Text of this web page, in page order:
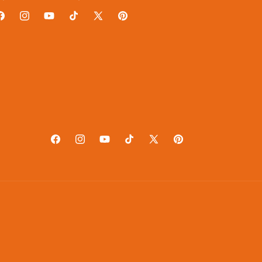
InstagramYouTubeTikTok
X
Pinterest
FacebookInstagramYouTubeTikTok
X
Pinterest